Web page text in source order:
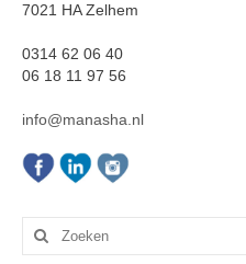
7021 HA Zelhem
0314 62 06 40
06 18 11 97 56
info@manasha.nl
Zoeken
naar: